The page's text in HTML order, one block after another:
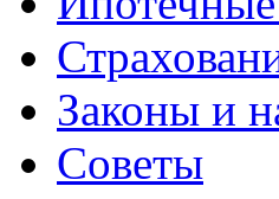
Законы и
Советы